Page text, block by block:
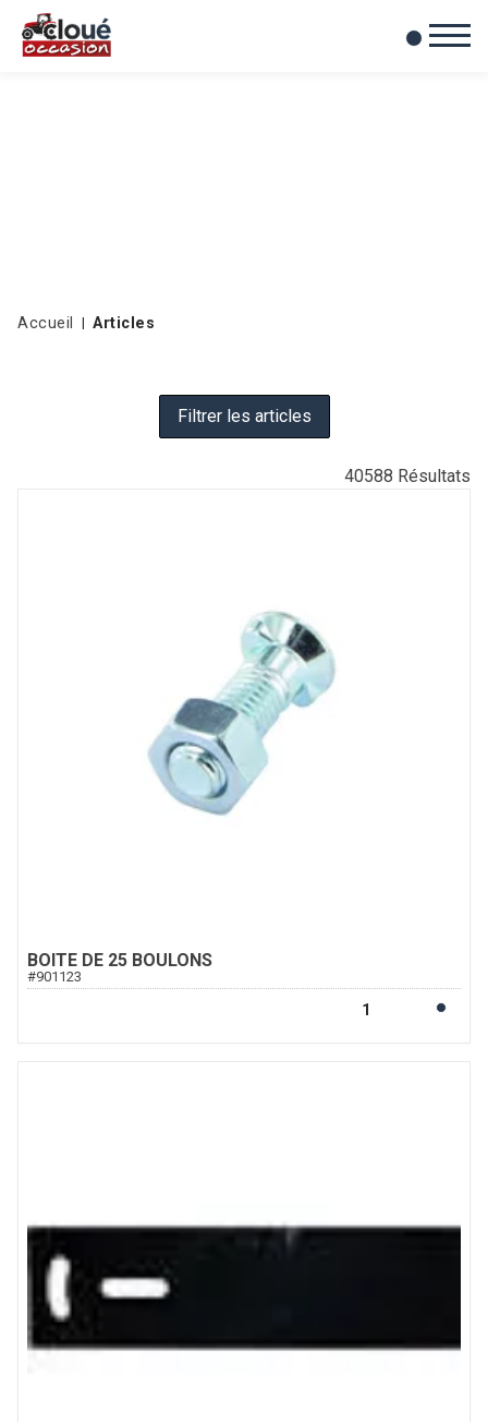
Mes favoris
0
Accueil Articles
Filtrer les articles
40588 Résultats
BOITE DE 25 BOULONS
#901123